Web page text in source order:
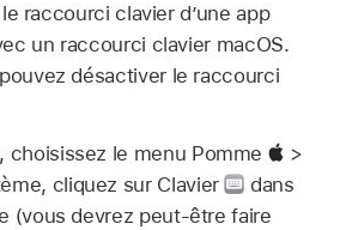
raccourci clavier d’une app
un raccourci clavier macOS.
désactiver le raccourci
choisissez le menu Pomme
>
cliquez sur Clavier
dans
(vous devrez peut-être faire